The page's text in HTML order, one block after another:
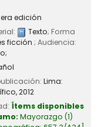
edición
Texto; Forma
ficción ; Audiencia:
Lima:
2012
Ítems disponibles
Mayorazgo (1)